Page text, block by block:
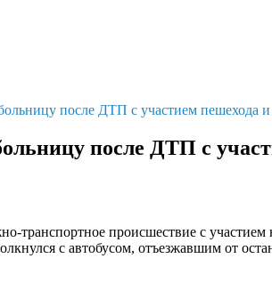
после ДТП с участием пешехода
после ДТП с
происшествие с
с автобусом, отъезжавшим от